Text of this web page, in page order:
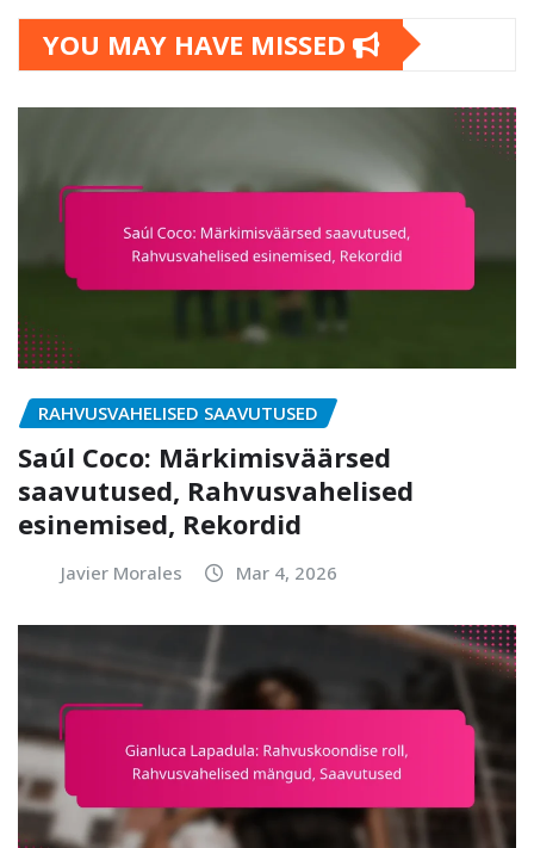
YOU MAY HAVE MISSED
RAHVUSVAHELISED SAAVUTUSED
Saúl Coco: Märkimisväärsed
saavutused, Rahvusvahelised
esinemised, Rekordid
Javier Morales Mar 4, 2026